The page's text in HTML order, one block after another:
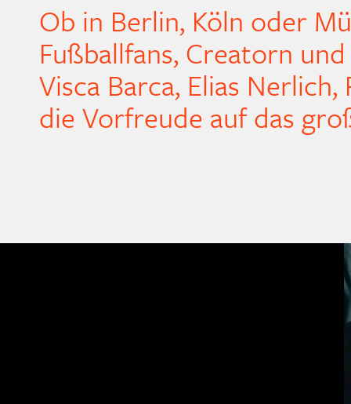
Ob in Berlin, Köln oder
Fußballfans, Creatorn
Visca Barca, Elias
die Vorfreude auf das